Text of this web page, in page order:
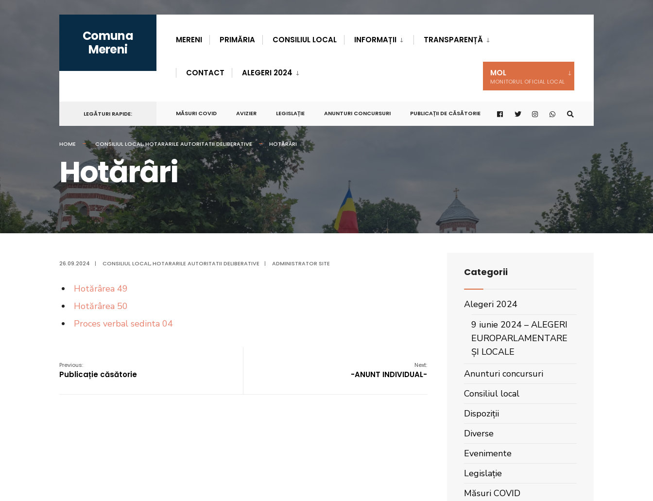
content
Comuna
Mereni
MERENI PRIMĂRIA CONSILIUL LOCAL INFORMAȚII TRANSPARENȚĂ
MOL
MONITORUL OFICIAL LOCAL
CONTACT ALEGERI 2024
LEGĂTURI RAPIDE: MĂSURI COVID AVIZIER LEGISLAȚIE ANUNTURI CONCURSURI PUBLICAȚII DE CĂSĂTORIE
HOME CONSILIUL LOCAL,HOTARARILE AUTORITATII DELIBERATIVE HOTĂRÂRI
Hotărâri
26.09.2024 | CONSILIUL LOCAL,HOTARARILE AUTORITATII DELIBERATIVE | ADMINISTRATOR SITE
Hotărârea 49
Hotărârea 50
Proces verbal sedinta 04
Previous:
Publicație căsătorie
Next:
-ANUNT INDIVIDUAL-
Categorii
Alegeri 2024
9 iunie 2024 – ALEGERI
EUROPARLAMENTARE
ȘI LOCALE
Anunturi concursuri
Consiliul local
Dispoziții
Diverse
Evenimente
Legislație
Măsuri COVID